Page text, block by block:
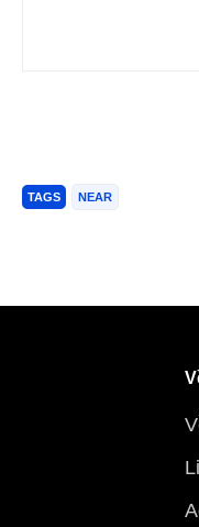
TAGS NEAR